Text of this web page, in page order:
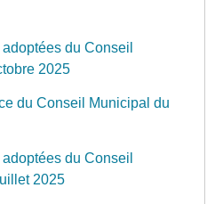
du Conseil
2025
du Conseil Municipal du
du Conseil
2025